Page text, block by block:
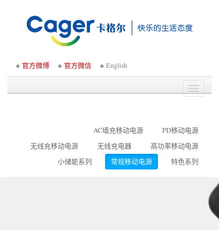
官方微博 官方微信 English
Toggle
AC墙充移动电源
PD移动电源
无线充移动电源
无线充电器
高功率移动电源
小储能系列
常规移动电源 特色系列